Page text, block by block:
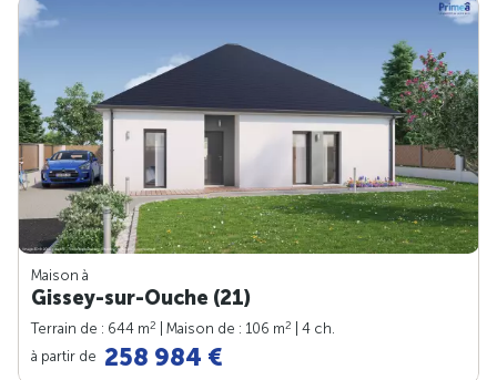
Maison à
Gissey-sur-Ouche (21)
Terrain de : 644 m2 | Maison de : 106 m2
| 4 ch.
à partir de 258 984 €